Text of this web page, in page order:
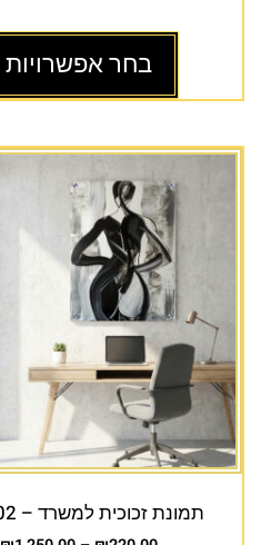
בחר אפשרויות
תמונת זכוכית למשרד – AU-002